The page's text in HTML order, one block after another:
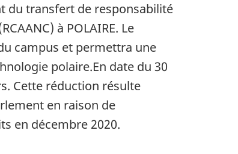
du transfert de responsabilité
à POLAIRE. Le
campus et permettra une
polaire.En date du 30
Cette réduction résulte
en raison de
en décembre 2020.